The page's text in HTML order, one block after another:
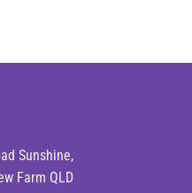
Sunshine,
Farm QLD